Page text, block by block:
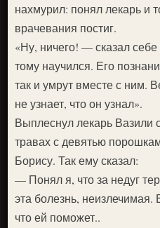
нахмурил: понял лекарь и
врачевания постиг.
«Ну, ничего! — сказал
тому научился. Его
так и умрут вместе с ним.
не узнает, что он узнал».
Выплеснул лекарь Вазили
травах с девятью
Борису. Так ему сказал:
— Понял я, что за недуг
эта болезнь, неизлечимая.
что ей поможет..